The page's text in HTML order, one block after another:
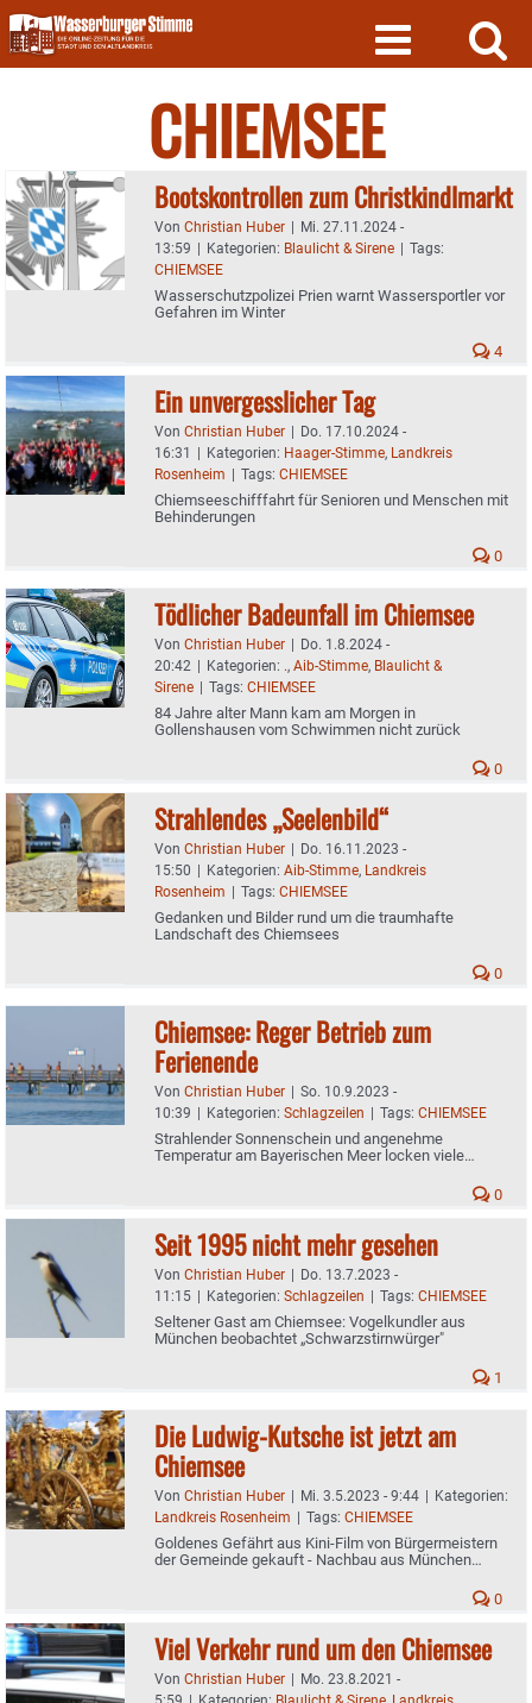
Skip
to
content
CHIEMSEE
Bootskontrollen zum Christkindlmarkt
Von Christian Huber | Mi. 27.11.2024 -
13:59 | Kategorien: Blaulicht & Sirene | Tags:
CHIEMSEE
Wasserschutzpolizei Prien warnt Wassersportler vor
Gefahren im Winter
4
Ein unvergesslicher Tag
Von Christian Huber | Do. 17.10.2024 -
16:31 | Kategorien: Haager-Stimme, Landkreis
Rosenheim | Tags: CHIEMSEE
Chiemseeschifffahrt für Senioren und Menschen mit
Behinderungen
0
Tödlicher Badeunfall im Chiemsee
Von Christian Huber | Do. 1.8.2024 -
20:42 | Kategorien: ., Aib-Stimme, Blaulicht &
Sirene | Tags: CHIEMSEE
84 Jahre alter Mann kam am Morgen in
Gollenshausen vom Schwimmen nicht zurück
0
Strahlendes „Seelenbild“
Von Christian Huber | Do. 16.11.2023 -
15:50 | Kategorien: Aib-Stimme, Landkreis
Rosenheim | Tags: CHIEMSEE
Gedanken und Bilder rund um die traumhafte
Landschaft des Chiemsees
0
Chiemsee: Reger Betrieb zum
Ferienende
Von Christian Huber | So. 10.9.2023 -
10:39 | Kategorien: Schlagzeilen | Tags: CHIEMSEE
Strahlender Sonnenschein und angenehme
Temperatur am Bayerischen Meer locken viele
0
Seit 1995 nicht mehr gesehen
Von Christian Huber | Do. 13.7.2023 -
11:15 | Kategorien: Schlagzeilen | Tags: CHIEMSEE
Seltener Gast am Chiemsee: Vogelkundler aus
München beobachtet „Schwarzstirnwürger"
1
Die Ludwig-Kutsche ist jetzt am
Chiemsee
Von Christian Huber | Mi. 3.5.2023 - 9:44 | Kategorien:
Landkreis Rosenheim | Tags: CHIEMSEE
Goldenes Gefährt aus Kini-Film von Bürgermeistern
der Gemeinde gekauft - Nachbau aus München
0
Viel Verkehr rund um den Chiemsee
Von Christian Huber | Mo. 23.8.2021 -